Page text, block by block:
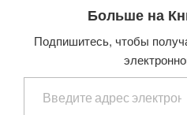
Больше на
Подпишитесь, чтобы
Введите адрес электронной почты…